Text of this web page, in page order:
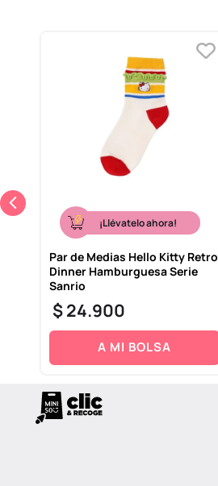
¡Llévatelo ahora!
Par de Medias Hello Kitty Retro
Dinner Hamburguesa Serie
Sanrio
$24.900
A MI BOLSA